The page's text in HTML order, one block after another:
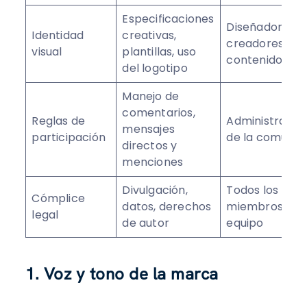
Identidad
visual
Especificaciones
creativas,
plantillas, uso
del logotipo
Diseñadores,
creadores de
contenido
Reglas de
participación
Manejo de
comentarios,
mensajes
directos y
menciones
de la
Cómplice
legal
Divulgación,
datos, derechos
de autor
Todos los
miembros del
equipo
1. Voz y tono de la marca